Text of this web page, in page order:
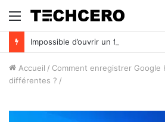
Menu
Impossible d’ouvrir un fichier Excel
Accueil / Comment enregistrer Google
différentes ? /